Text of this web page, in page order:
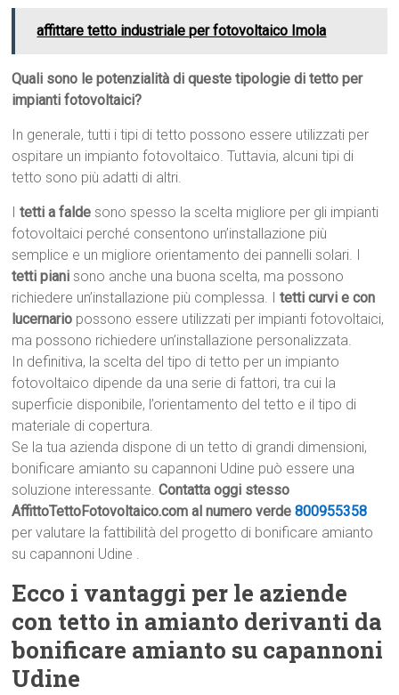
affittare tetto industriale per fotovoltaico Imola
Quali sono le potenzialità di queste tipologie di tetto per
impianti fotovoltaici?
In generale, tutti i tipi di tetto possono essere utilizzati per
ospitare un impianto fotovoltaico. Tuttavia, alcuni tipi di
tetto sono più adatti di altri.
Itetti a falde sono spesso la scelta migliore per gli impianti
fotovoltaici perché consentono un’installazione più
semplice e un migliore orientamento dei pannelli solari. I
tetti piani sono anche una buona scelta, ma possono
richiedere un’installazione più complessa. Itetti curvi e con
lucernario possono essere utilizzati per impianti fotovoltaici,
ma possono richiedere un’installazione personalizzata.
In definitiva, la scelta del tipo di tetto per un impianto
fotovoltaico dipende da una serie di fattori, tra cui la
superficie disponibile, l’orientamento del tetto e il tipo di
materiale di copertura.
Se la tua azienda dispone di un tetto di grandi dimensioni,
bonificare amianto su capannoni Udine può essere una
soluzione interessante.Contatta oggi stesso
AffittoTettoFotovoltaico.com al numero verde800955358
per valutare la fattibilità del progetto di bonificare amianto
su capannoni Udine .
Ecco i vantaggi per le aziende
con tetto in amianto derivanti da
bonificare amianto su capannoni
Udine